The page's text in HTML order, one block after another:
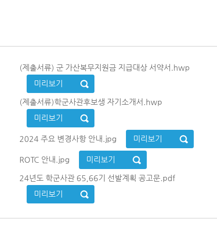
(제출서류) 군 가산복무지원금 지급대상 서약서.hwp
미리보기
(제출서류)학군사관후보생 자기소개서.hwp
미리보기
2024 주요 변경사항 안내.jpg 미리보기
ROTC 안내.jpg
미리보기
24년도 학군사관 65,66기 선발계획 공고문.pdf
미리보기